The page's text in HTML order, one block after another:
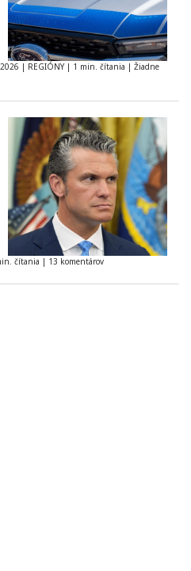
| REGIÓNY | 1 min. čítania | Žiadne
čítania | 13 komentárov